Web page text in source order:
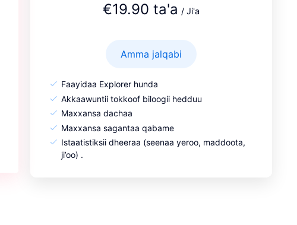
€19.90 ta'a / Ji'a
Amma jalqabi
Faayidaa Explorer hunda
Akkaawuntii tokkoof biloogii hedduu
Maxxansa dachaa
Maxxansa sagantaa qabame
Istaatistiksii dheeraa (seenaa yeroo, maddoota,
ji’oo) .